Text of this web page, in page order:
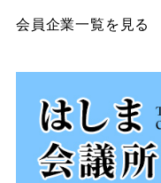
会員企業一覧を見る